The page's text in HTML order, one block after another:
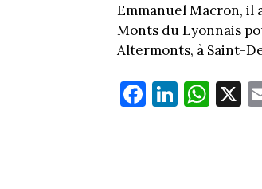
Emmanuel Macron, il
Monts du Lyonnais
Altermonts, à Saint-
Fa
ce
Li
nk
W
ha
X